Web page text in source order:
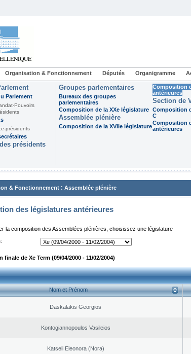
Organisation & Fonctionnement Députés Organigramme
Parlement
Pouvoirs
présidents
présidents
Groupes parlementaires
Bureaux des groupes
parlementaires
Composition de la XXe législature
Assemblée plénière
Composition de la XVIIe législature
Composition
antérieures
Section de
Composition
C
Composition
antérieures
& Fonctionnement : Assemblée plénière
des législatures antérieures
la composition des Assemblées plénières, choisissez une législature
de Xe Term (09/04/2000 - 11/02/2004)
Nom et Prénom
Daskalakis Georgios
Kontogiannopoulos Vasileios
Katseli Eleonora (Nora)